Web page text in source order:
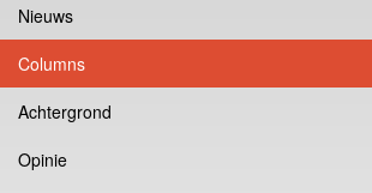
Nieuws
Columns
Achtergrond
Opinie